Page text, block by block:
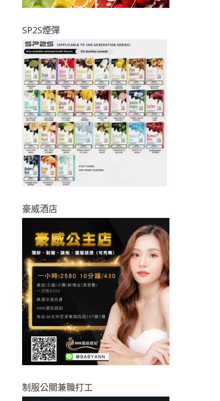
SP2S煙彈
豪威酒店
制服公關兼職打工